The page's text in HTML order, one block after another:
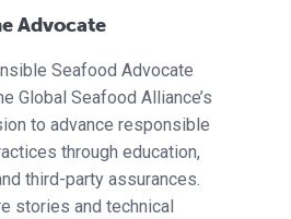
Advocate
Seafood Advocate
Global Seafood Alliance’s
to advance responsible
through education,
third-party assurances.
stories and technical